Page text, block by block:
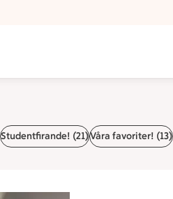
Studentfirande! (21)Våra favoriter! (13)